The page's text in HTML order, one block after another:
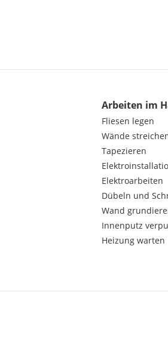
Arbeiten im
Fliesen legen
Wände
Tapezieren
Elektroarbeiten
Dübeln und
Wand
Innenputz
Heizung warten